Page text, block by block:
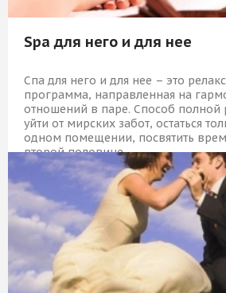
Spa для него и для нее
Спа для него и для нее – это
программа, направленная на
отношений в паре. Способ полной
уйти от мирских забот, остаться
одном помещении, посвятить
второй половине.
19 959 Р